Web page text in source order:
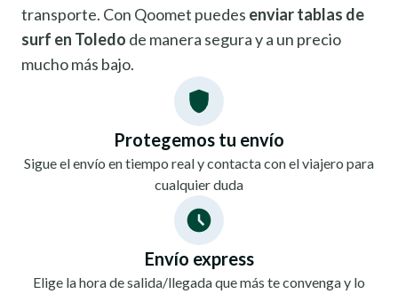
transporte. Con Qoomet puedes enviar tablas de
surf en Toledo de manera segura y a un precio
mucho más bajo.
Protegemos tu envío
Sigue el envío en tiempo real y contacta con el viajero para
cualquier duda
Envío express
Elige la hora de salida/llegada que más te convenga y lo